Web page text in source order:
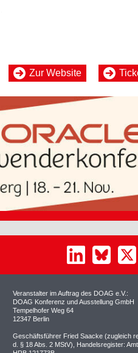
Zur Website
Veranstalter im Auftrag des DOAG e.V.:
DOAG Konferenz und Ausstellung GmbH
Tempelhofer Weg 64
12347 Berlin
Geschäftsführer Fried Saacke (zugleich
d. § 18 Abs. 2 MStV), Handelsregister: